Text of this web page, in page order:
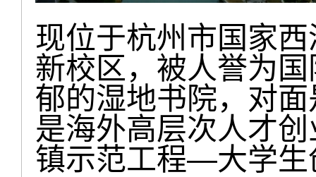
现位于杭州市国家
新校区，被人誉为
郁的湿地书院，对
是海外高层次人才
镇示范工程—大学生